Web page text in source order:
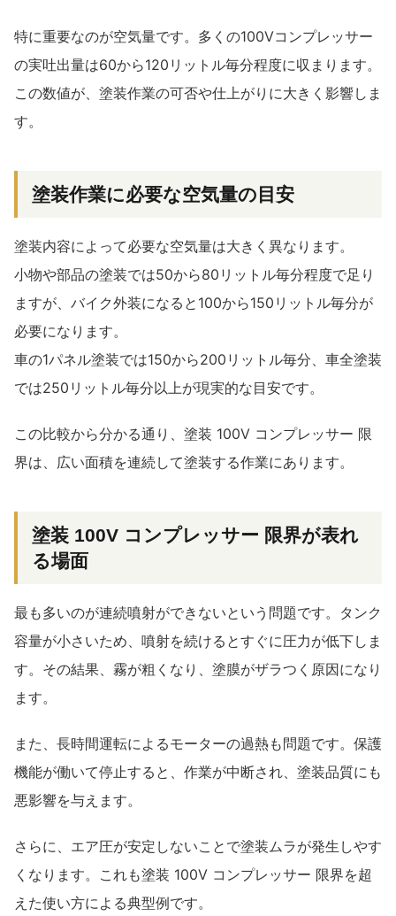
特に重要なのが空気量です。多くの100Vコンプレッサー
の実吐出量は60から120リットル毎分程度に収まります。
この数値が、塗装作業の可否や仕上がりに大きく影響しま
す。
塗装作業に必要な空気量の目安
塗装内容によって必要な空気量は大きく異なります。
小物や部品の塗装では50から80リットル毎分程度で足り
ますが、バイク外装になると100から150リットル毎分が
必要になります。
車の1パネル塗装では150から200リットル毎分、車全塗装
では250リットル毎分以上が現実的な目安です。
この比較から分かる通り、塗装 100V コンプレッサー 限
界は、広い面積を連続して塗装する作業にあります。
塗装 100V コンプレッサー 限界が表れ
る場面
最も多いのが連続噴射ができないという問題です。タンク
容量が小さいため、噴射を続けるとすぐに圧力が低下しま
す。その結果、霧が粗くなり、塗膜がザラつく原因になり
ます。
また、長時間運転によるモーターの過熱も問題です。保護
機能が働いて停止すると、作業が中断され、塗装品質にも
悪影響を与えます。
さらに、エア圧が安定しないことで塗装ムラが発生しやす
くなります。これも塗装 100V コンプレッサー 限界を超
えた使い方による典型例です。